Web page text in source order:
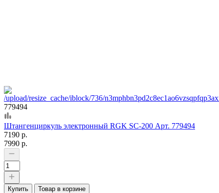
779494
Штангенциркуль электронный RGK SC-200 Арт. 779494
7190 р.
7990 р.
Купить Товар в корзине